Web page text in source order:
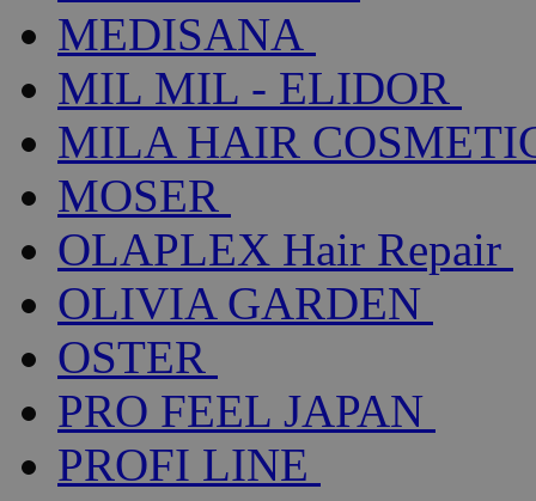
MEDISANA
MIL MIL - ELIDOR
MILA HAIR
MOSER
OLAPLEX Hair Repair
OLIVIA GARDEN
OSTER
PRO FEEL JAPAN
PROFI LINE